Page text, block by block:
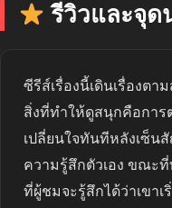
รีวิวและจุด
ซีรีส์เรื่องนี้เดินเรื่องต
สิ่งที่ทำให้ดูสนุกคือการ
เปลี่ยนใจทันทีหลังเซ็น
ความรู้สึกตัวเอง ขณะ
ที่ผู้ชมจะรู้สึกได้ว่าเขาเ